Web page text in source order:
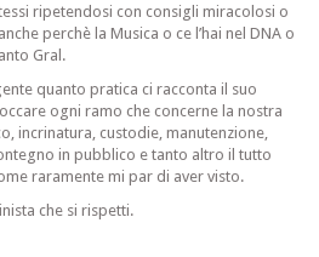
ripetendosi con consigli miracolosi o
perchè la Musica o ce l’hai nel DNA o
Gral.
quanto pratica ci racconta il suo
ogni ramo che concerne la nostra
incrinatura, custodie, manutenzione,
in pubblico e tanto altro il tutto
raramente mi par di aver visto.
che si rispetti.